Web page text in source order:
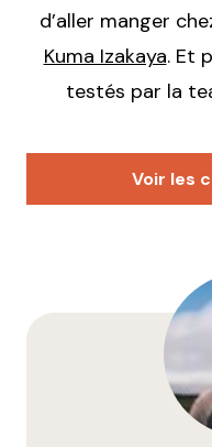
d’aller manger
Kuma Izakaya. Et
testés par la
Voir les
Je sur-valide ! très
A tester en soirée,